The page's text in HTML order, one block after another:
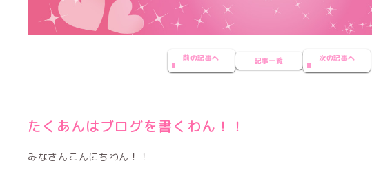
前の記事へ 記事一覧 次の記事へ
たくあんはブログを書くわん！！
みなさんこんにちわん！！